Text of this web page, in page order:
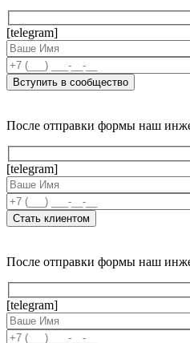
[telegram]
После отправки формы наш
[telegram]
После отправки формы наш
[telegram]